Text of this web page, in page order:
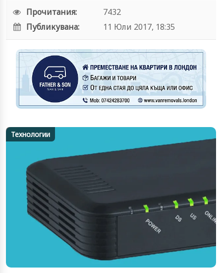
Прочитания:
7432
Публикувана:
11 Юли 2017, 18:35
Технологии